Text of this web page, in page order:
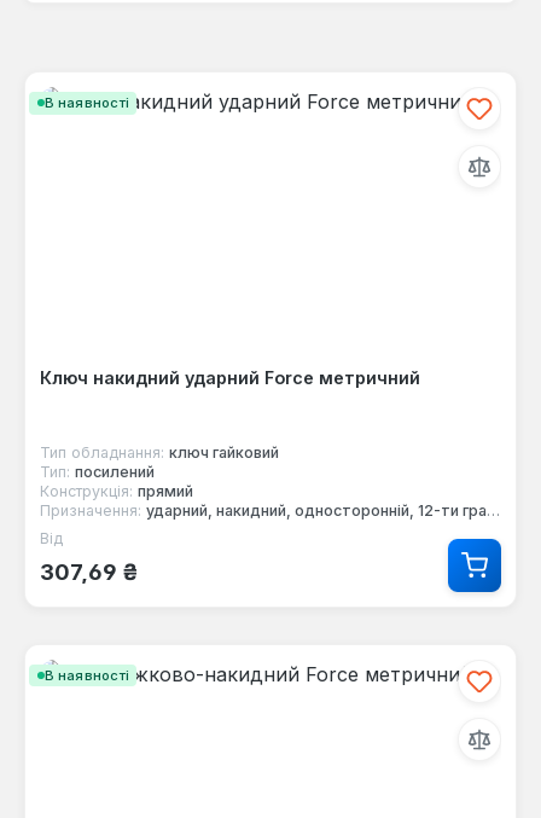
В наявності
Ключ накидний ударний Force метричний
Тип обладнання: ключ гайковий
Тип: посилений
Конструкція: прямий
Призначення: ударний, накидний, односторонній, 12-ти гранний
Звичайна ціна:
Від
307,69 ₴
В наявності